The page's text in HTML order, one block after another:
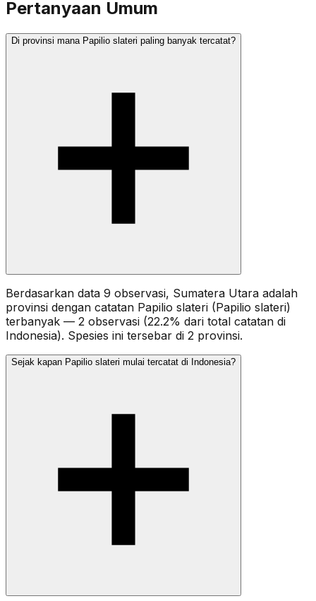
Pertanyaan Umum
Di provinsi mana Papilio slateri paling banyak tercatat?
Berdasarkan data 9 observasi, Sumatera Utara adalah
provinsi dengan catatan Papilio slateri (Papilio slateri)
terbanyak — 2 observasi (22.2% dari total catatan di
Indonesia). Spesies ini tersebar di 2 provinsi.
Sejak kapan Papilio slateri mulai tercatat di Indonesia?